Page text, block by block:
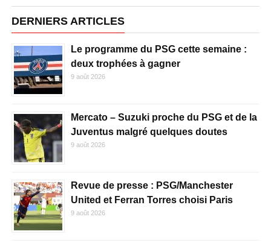
DERNIERS ARTICLES
Le programme du PSG cette semaine :
deux trophées à gagner
9 août 2026
Mercato – Suzuki proche du PSG et de la
Juventus malgré quelques doutes
9 août 2026
Revue de presse : PSG/Manchester
United et Ferran Torres choisi Paris
9 août 2026